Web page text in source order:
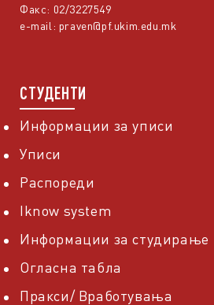
Факс: 02/3227549
e-mail: praven@pf.ukim.edu.mk
СТУДЕНТИ
Информации за уписи
Уписи
Распореди
Iknow system
Информации за студирање
Огласна табла
Пракси/ Вработувања